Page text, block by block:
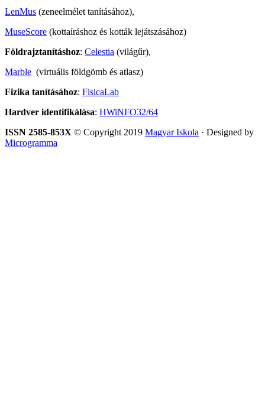
LenMus (zeneelmélet tanításához),
MuseScore (kottaíráshoz és kották lejátszásához)
Földrajztanításhoz: Celestia (világűr),
Marble (virtuális földgömb és atlasz)
Fizika tanításához: FisicaLab
Hardver identifikálása: HWiNFO32/64
ISSN 2585-853X © Copyright 2019 Magyar Iskola · Designed by
Microgramma